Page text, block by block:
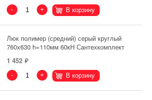
- + В корзину
Люк полимер (средний) серый круглый
760х630 h=110мм 60кН Сантехкомплект
1 452
- + В корзину